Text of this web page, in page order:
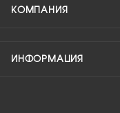
КОМПАНИЯ
ИНФОРМАЦИЯ